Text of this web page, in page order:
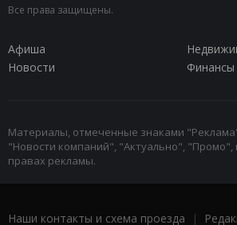
Все права защищены.
Афиша
Новости
Финансы
Материалы, отмеченные знаками
"Новости компаний", "Актуально", "Промо",
правах рекламы.
Наши контакты и схема проезда |